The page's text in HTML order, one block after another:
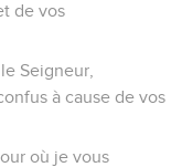
de vos
Seigneur,
à cause de vos
où je vous